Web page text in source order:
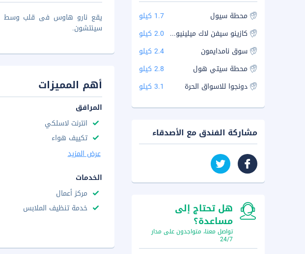
سينتشون.
أهم المميزات
المرافق
انترنت لاسلكي
تكييف هواء
عرض المزيد
الخدمات
مركز أعمال
خدمة تنظيف الملابس
محطة سيول
1.7 كيلو
كازينو سيفن لاك ميلينيوم سيول هيلتون برانش 2.0 كيلو
سوق نامدايمون
2.4 كيلو
محطة سيتي هول
2.8 كيلو
دونجوا للاسواق الحرة
3.1 كيلو
مشاركة الفندق مع الأصدقاء
هل تحتاج إلى
مساعدة؟
تواصل معنا، متواجدون على مدار
24/7